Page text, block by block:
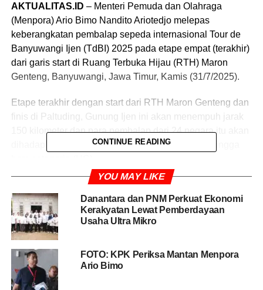
AKTUALITAS.ID – Menteri Pemuda dan Olahraga
(Menpora) Ario Bimo Nandito Ariotedjo melepas
keberangkatan pembalap sepeda internasional Tour de
Banyuwangi Ijen (TdBI) 2025 pada etape empat (terakhir)
dari garis start di Ruang Terbuka Hijau (RTH) Maron
Genteng, Banyuwangi, Jawa Timur, Kamis (31/7/2025).
Etape terakhir dengan start dari RTH Maron Genteng dan
finis di Paltuding, Gunung Ijen ini akan menempuh jarak
150 kilometer dan para pembalap dari 24 negara itu akan
dihadapkan pada tiga tanjakan mulai kategori 3 hingga
“Saya menyampaikan apresiasi kepada Pemkab
Banyuwangi dalam hal ini Bupati Ipuk Fiestiandani, Tour
de Banyuwangi Ijen yang ke-10 kalinya ini kembali
sukses digelar,” kata Menpora Dito Ariotedjo (sapaan
akrabnya) sebelum melepas keberangkatan pembalap
TdBI 2025 di garis start RTH Maron Genteng
Banyuwangi, Kamis.
CONTINUE READING
YOU MAY LIKE
Danantara dan PNM Perkuat Ekonomi
Kerakyatan Lewat Pemberdayaan
Usaha Ultra Mikro
FOTO: KPK Periksa Mantan Menpora
Ario Bimo